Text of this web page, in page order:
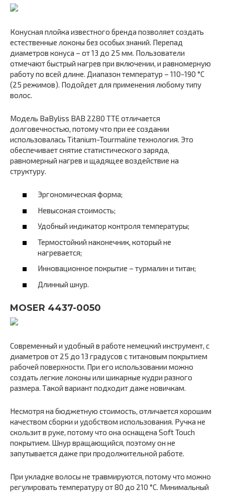
Конусная плойка известного бренда позволяет создать
естественные локоны без особых знаний. Перепад
диаметров конуса – от 13 до 25 мм. Пользователи
отмечают быстрый нагрев при включении, и равномерную
работу по всей длине. Диапазон температур – 110-190 °С
(25 режимов). Подойдет для применения любому типу
волос.
Модель BaByliss BAB 2280 TTE отличается
долговечностью, потому что при ее создании
использовалась Titanium-Tourmaline технология. Это
обеспечивает снятие статистического заряда,
равномерный нагрев и щадящее воздействие на
структуру.
Эргономическая форма;
Невысокая стоимость;
Удобный индикатор контроля температуры;
Термостойкий наконечник, который не
нагревается;
Инновационное покрытие – турмалин и титан;
Длинный шнур.
MOSER 4437-0050
Современный и удобный в работе немецкий инструмент, с
диаметров от 25 до 13 градусов с титановым покрытием
рабочей поверхности. При его использовании можно
создать легкие локоны или шикарные кудри разного
размера. Такой вариант подходит даже новичкам.
Несмотря на бюджетную стоимость, отличается хорошим
качеством сборки и удобством использования. Ручка не
скользит в руке, потому что она оснащена Soft Touch
покрытием. Шнур вращающийся, поэтому он не
запутывается даже при продолжительной работе.
При укладке волосы не травмируются, потому что можно
регулировать температуру от 80 до 210 °С. Минимальный